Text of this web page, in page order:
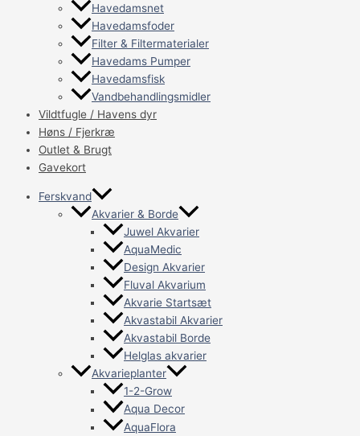
Havedamsnet
Havedamsfoder
Filter & Filtermaterialer
Havedams Pumper
Havedamsfisk
Vandbehandlingsmidler
Vildtfugle / Havens dyr
Høns / Fjerkræ
Outlet & Brugt
Gavekort
Ferskvand
Akvarier & Borde
Juwel Akvarier
AquaMedic
Design Akvarier
Fluval Akvarium
Akvarie Startsæt
Akvastabil Akvarier
Akvastabil Borde
Helglas akvarier
Akvarieplanter
1-2-Grow
Aqua Decor
AquaFlora